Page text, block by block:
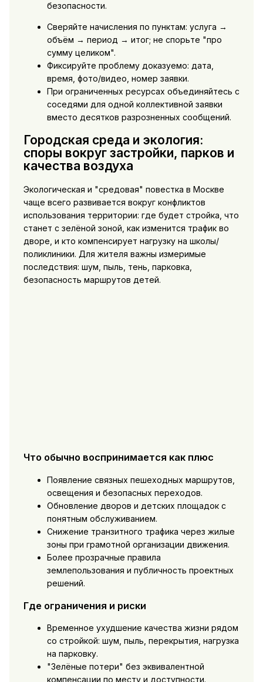
безопасности.
Сверяйте начисления по пунктам: услуга →
объём → период → итог; не спорьте "про
сумму целиком".
Фиксируйте проблему доказуемо: дата,
время, фото/видео, номер заявки.
При ограниченных ресурсах объединяйтесь с
соседями для одной коллективной заявки
вместо десятков разрозненных сообщений.
Городская среда и экология:
споры вокруг застройки, парков и
качества воздуха
Экологическая и "средовая" повестка в Москве
чаще всего развивается вокруг конфликтов
использования территории: где будет стройка, что
станет с зелёной зоной, как изменится трафик во
дворе, и кто компенсирует нагрузку на школы/
поликлиники. Для жителя важны измеримые
последствия: шум, пыль, тень, парковка,
безопасность маршрутов детей.
Что обычно воспринимается как плюс
Появление связных пешеходных маршрутов,
освещения и безопасных переходов.
Обновление дворов и детских площадок с
понятным обслуживанием.
Снижение транзитного трафика через жилые
зоны при грамотной организации движения.
Более прозрачные правила
землепользования и публичность проектных
решений.
Где ограничения и риски
Временное ухудшение качества жизни рядом
со стройкой: шум, пыль, перекрытия, нагрузка
на парковку.
"Зелёные потери" без эквивалентной
компенсации по месту и доступности.